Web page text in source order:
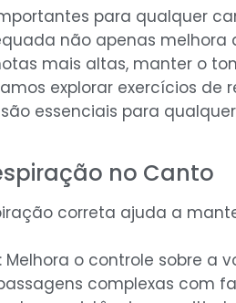
para qualquer
não apenas
mais altas, manter o
explorar exercícios de
essenciais para
no Canto
correta ajuda a
: Melhora o controle sobre a
complexas com